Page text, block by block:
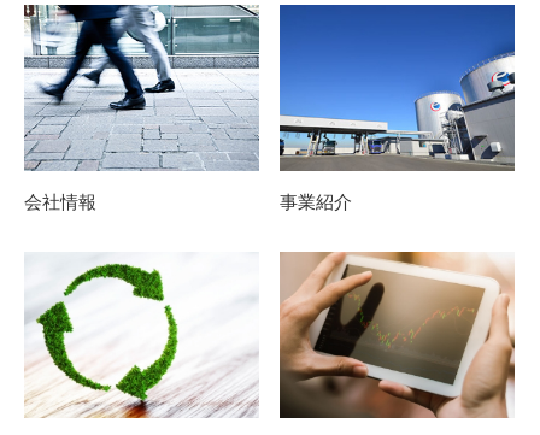
会社情報 事業紹介